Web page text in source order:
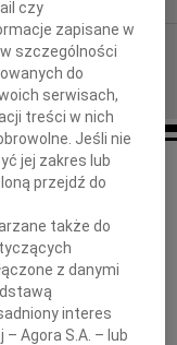
powiadamiam,
kwietnia 2010 roku
nas w wieku 88 lat
Siostra
czy
zapisane w
szczególności
do
serwisach,
treści w nich
Jeśli nie
jej zakres lub
przejdź do
także do
z danymi
interes
– Agora S.A. – lub